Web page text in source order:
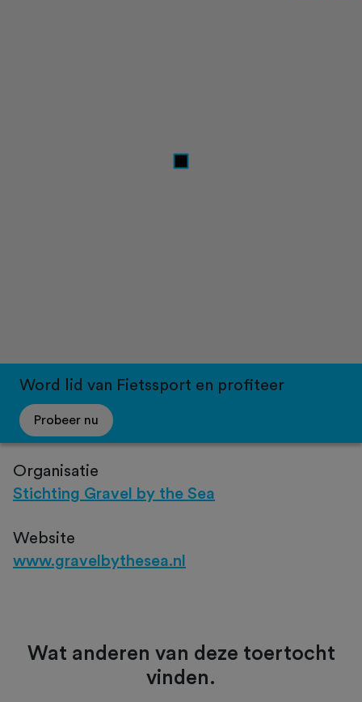
Word lid van Fietssport en profiteer
Probeer nu
Organisatie
Stichting Gravel by the Sea
Website
www.gravelbythesea.nl
Wat anderen van deze toertocht
vinden.